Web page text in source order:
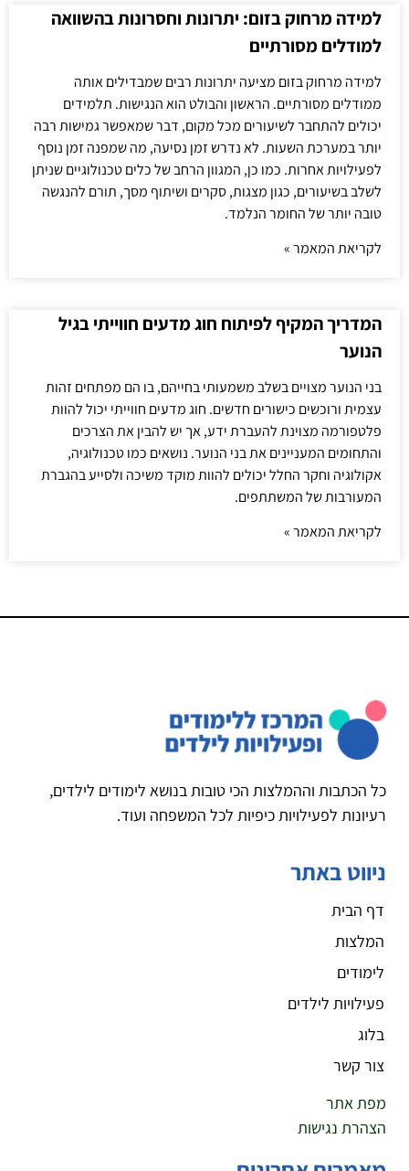
למידה מרחוק בזום: יתרונות וחסרונות בהשוואה
למודלים מסורתיים
למידה מרחוק בזום מציעה יתרונות רבים שמבדילים אותה
ממודלים מסורתיים. הראשון והבולט הוא הנגישות. תלמידים
יכולים להתחבר לשיעורים מכל מקום, דבר שמאפשר גמישות רבה
יותר במערכת השעות. לא נדרש זמן נסיעה, מה שמפנה זמן נוסף
לפעילויות אחרות. כמו כן, המגוון הרחב של כלים טכנולוגיים שניתן
לשלב בשיעורים, כגון מצגות, סקרים ושיתוף מסך, תורם להנגשה
טובה יותר של החומר הנלמד.
לקריאת המאמר »
המדריך המקיף לפיתוח חוג מדעים חווייתי בגיל
הנוער
בני הנוער מצויים בשלב משמעותי בחייהם, בו הם מפתחים זהות
עצמית ורוכשים כישורים חדשים. חוג מדעים חווייתי יכול להוות
פלטפורמה מצוינת להעברת ידע, אך יש להבין את הצרכים
והתחומים המעניינים את בני הנוער. נושאים כמו טכנולוגיה,
אקולוגיה וחקר החלל יכולים להוות מוקד משיכה ולסייע בהגברת
המעורבות של המשתתפים.
לקריאת המאמר »
כל הכתבות וההמלצות הכי טובות בנושא לימודים לילדים,
רעיונות לפעילויות כיפיות לכל המשפחה ועוד.
ניווט באתר
דף הבית
המלצות
לימודים
פעילויות לילדים
בלוג
צור קשר
מפת אתר
הצהרת נגישות